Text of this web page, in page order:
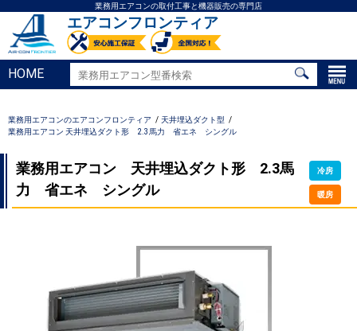
業務用エアコンの取付工事と機器販売の専門店
エアコンフロンティア
HOME
業務用エアコンのエアコンフロンティア
天井埋込ダクト型
業務用エアコン 天井埋込ダクト形 2.3馬力 省エネ シングル
業務用エアコン 天井埋込ダクト形 2.3馬
力 省エネ シングル
冷房
暖房